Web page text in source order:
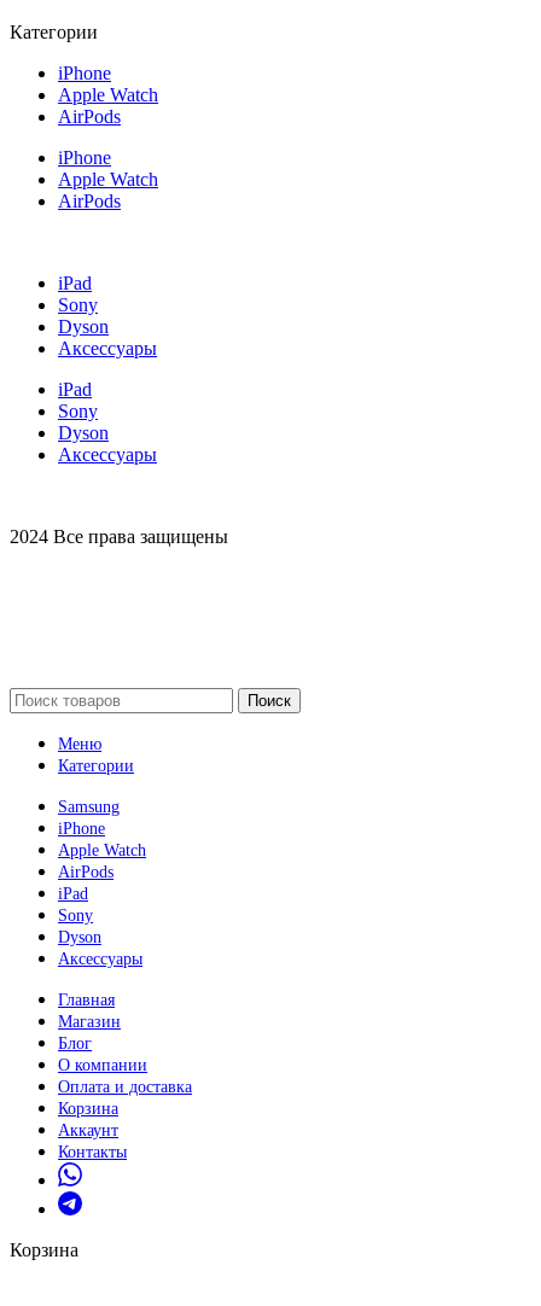
Категории
iPhone
Apple Watch
AirPods
iPhone
Apple Watch
AirPods
iPad
Sony
Dyson
Аксессуары
iPad
Sony
Dyson
Аксессуары
2024 Все права защищены
Поиск
Меню
Категории
Samsung
iPhone
Apple Watch
AirPods
iPad
Sony
Dyson
Аксессуары
Главная
Магазин
Блог
О компании
Оплата и доставка
Корзина
Аккаунт
Контакты
Корзина